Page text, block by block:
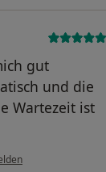
gut
und die
Wartezeit ist